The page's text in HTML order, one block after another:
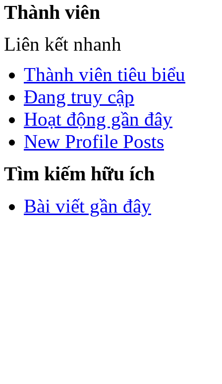
Thành viên
Liên kết nhanh
Thành viên tiêu biểu
Đang truy cập
Hoạt động gần đây
New Profile Posts
Tìm kiếm hữu ích
Bài viết gần đây